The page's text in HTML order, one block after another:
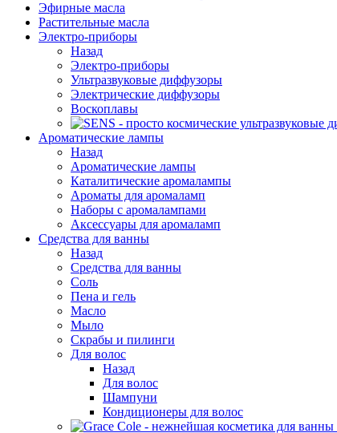
Эфирные масла
Растительные масла
Электро-приборы
Назад
Электро-приборы
Ультразвуковые диффузоры
Электрические диффузоры
Воскоплавы
Ароматические лампы
Назад
Ароматические лампы
Каталитические аромалампы
Ароматы для аромаламп
Наборы с аромалампами
Аксессуары для аромаламп
Средства для ванны
Назад
Средства для ванны
Соль
Пена и гель
Масло
Мыло
Скрабы и пилинги
Для волос
Назад
Для волос
Шампуни
Кондиционеры для волос